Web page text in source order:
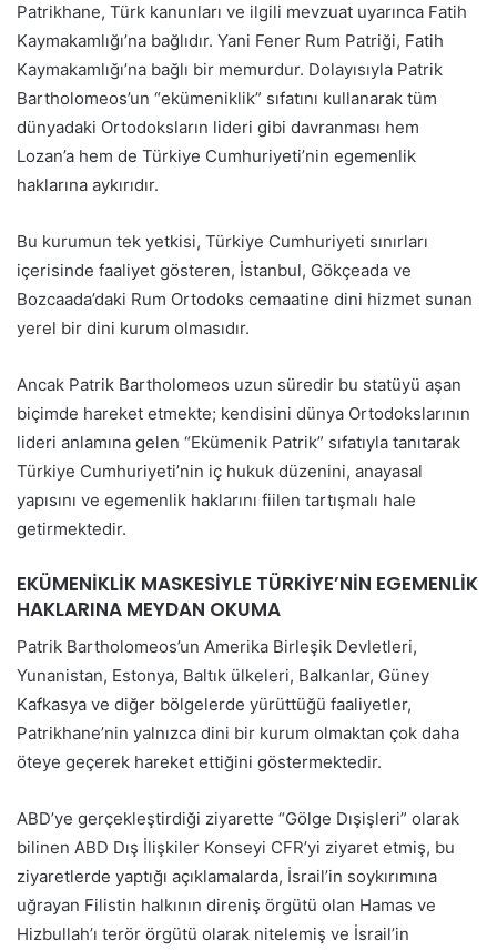
Patrikhane, Türk kanunları ve ilgili mevzuat uyarınca Fatih
Kaymakamlığı’na bağlıdır. Yani Fener Rum Patriği, Fatih
Kaymakamlığı’na bağlı bir memurdur. Dolayısıyla Patrik
Bartholomeos’un “ekümeniklik” sıfatını kullanarak tüm
dünyadaki Ortodoksların lideri gibi davranması hem
Lozan’a hem de Türkiye Cumhuriyeti’nin egemenlik
haklarına aykırıdır.
Bu kurumun tek yetkisi, Türkiye Cumhuriyeti sınırları
içerisinde faaliyet gösteren, İstanbul, Gökçeada ve
Bozcaada’daki Rum Ortodoks cemaatine dini hizmet sunan
yerel bir dini kurum olmasıdır.
Ancak Patrik Bartholomeos uzun süredir bu statüyü aşan
biçimde hareket etmekte; kendisini dünya Ortodokslarının
lideri anlamına gelen “Ekümenik Patrik” sıfatıyla tanıtarak
Türkiye Cumhuriyeti’nin iç hukuk düzenini, anayasal
yapısını ve egemenlik haklarını fiilen tartışmalı hale
getirmektedir.
EKÜMENİKLİK MASKESİYLE TÜRKİYE’NİN EGEMENLİK
HAKLARINA MEYDAN OKUMA
Patrik Bartholomeos’un Amerika Birleşik Devletleri,
Yunanistan, Estonya, Baltık ülkeleri, Balkanlar, Güney
Kafkasya ve diğer bölgelerde yürüttüğü faaliyetler,
Patrikhane’nin yalnızca dini bir kurum olmaktan çok daha
öteye geçerek hareket ettiğini göstermektedir.
ABD’ye gerçekleştirdiği ziyarette “Gölge Dışişleri” olarak
bilinen ABD Dış İlişkiler Konseyi CFR’yi ziyaret etmiş, bu
ziyaretlerde yaptığı açıklamalarda, İsrail’in soykırımına
uğrayan Filistin halkının direniş örgütü olan Hamas ve
Hizbullah’ı terör örgütü olarak nitelemiş ve İsrail’in